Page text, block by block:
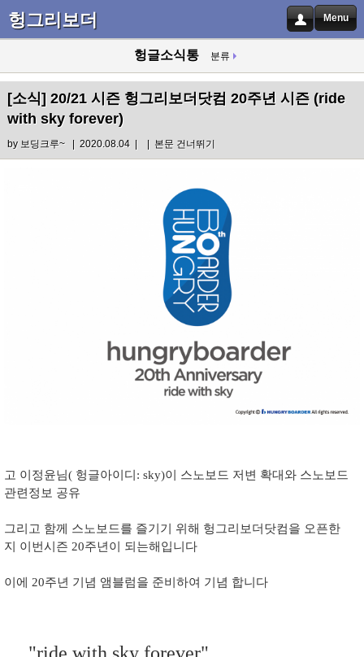
헝그리보더 Menu
헝글소식통 분류
[소식] 20/21 시즌 헝그리보더닷컴 20주년 시즌 (ride
with sky forever)
by 보딩크루~| 2020.08.04 | | 본문 건너뛰기
고 이정윤님( 헝글아이디: sky)이 스노보드 저변 확대와 스노보드
관련정보 공유
그리고 함께 스노보드를 즐기기 위해 헝그리보더닷컴을 오픈한
지 이번시즌 20주년이 되는해입니다
이에 20주년 기념 앰블럼을 준비하여 기념 합니다
"ride with sky forever"